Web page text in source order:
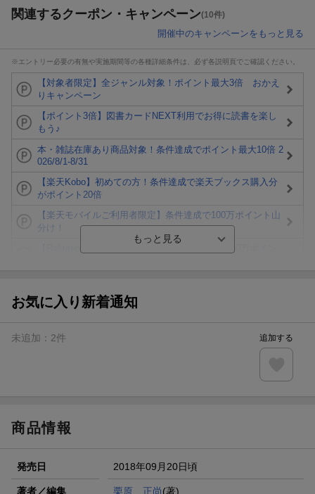
関連するクーポン・キャンペーン(10件)
開催中のキャンペーンをもっと見る
※エントリー必要の有無や実施期間等の各種詳細条件は、必ず各説明頁でご確認ください。
【対象者限定】全ジャンル対象！ポイント最大3倍 おかえ
りキャンペーン
【ポイント3倍】図書カードNEXT利用でお得に読書を楽し
もう♪
本・雑誌在庫あり商品対象！条件達成でポイント最大10倍 2
026/8/1-8/31
【楽天Kobo】初めての方！条件達成で楽天ブックス購入分
がポイント20倍
【楽天モバイルご利用者限定】条件達成で100万ポイント山
分け！
が当たる！
条件達成で楽天限定・宝塚歌劇 宙組貸切公演ペアチケット
エントリー＆条件達成で『鬼滅の刃』オリジナルきんちゃく
お気に入り新着通知
未追加： 2件 追加する
商品情報
発売日 2018年09月20日頃
著者／編集 栗原 正尚(著)